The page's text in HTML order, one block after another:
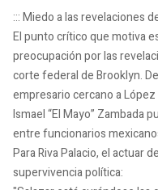
::: Miedo a las revelaciones
El punto crítico que motiva
preocupación por las
corte federal de Brooklyn.
empresario cercano a
Ismael “El Mayo” Zambada
entre funcionarios
Para Riva Palacio, el actuar
supervivencia política: